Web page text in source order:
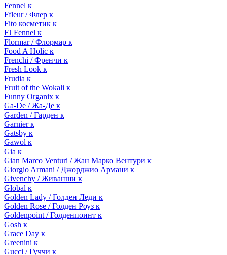
Fennel к
Ffleur / Флер к
Fito косметик к
FJ Fennel к
Flormar / Флормар к
Food A Holic к
Frenchi / Френчи к
Fresh Look к
Frudia к
Fruit of the Wokali к
Funny Organix к
Ga-De / Жа-Де к
Garden / Гарден к
Garnier к
Gatsby к
Gawol к
Gia к
Gian Marco Venturi / Жан Марко Вентури к
Giorgio Armani / Джорджио Армани к
Givenchy / Живанши к
Global к
Golden Lady / Голден Леди к
Golden Rose / Голден Роуз к
Goldenpoint / Голденпоинт к
Gosh к
Grace Day к
Greenini к
Gucci / Гуччи к